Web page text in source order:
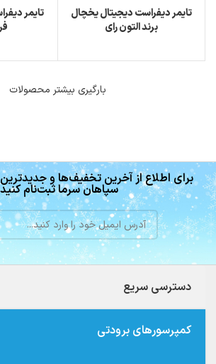
تایمر دیفراست دیجیتال یخچال
برند التون رای
تایمر
بارگیری بیشتر محصولات
برای اطلاع از آخرین تخفیف‌ها و جدیدترین
سپاهان سرما ثبت‌نام
دسترسی سریع
کمپرسورهای برودتی